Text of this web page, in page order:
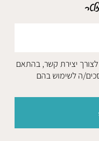
יצירת קשר, בהתאם
ה לשימוש בהם